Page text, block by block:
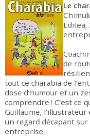
Le
Editea,
de
tout ce charabia de
dose d’humour et un
comprendre ! C’est ce
Guillaume,
un regard décapant
entreprise.